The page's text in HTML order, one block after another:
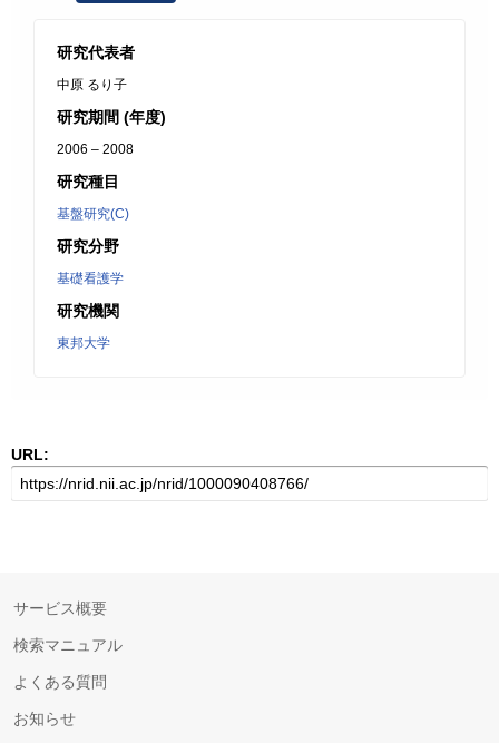
研究代表者
中原 るり子
研究期間 (年度)
2006 – 2008
研究種目
基盤研究(C)
研究分野
基礎看護学
研究機関
東邦大学
URL:
サービス概要
検索マニュアル
よくある質問
お知らせ